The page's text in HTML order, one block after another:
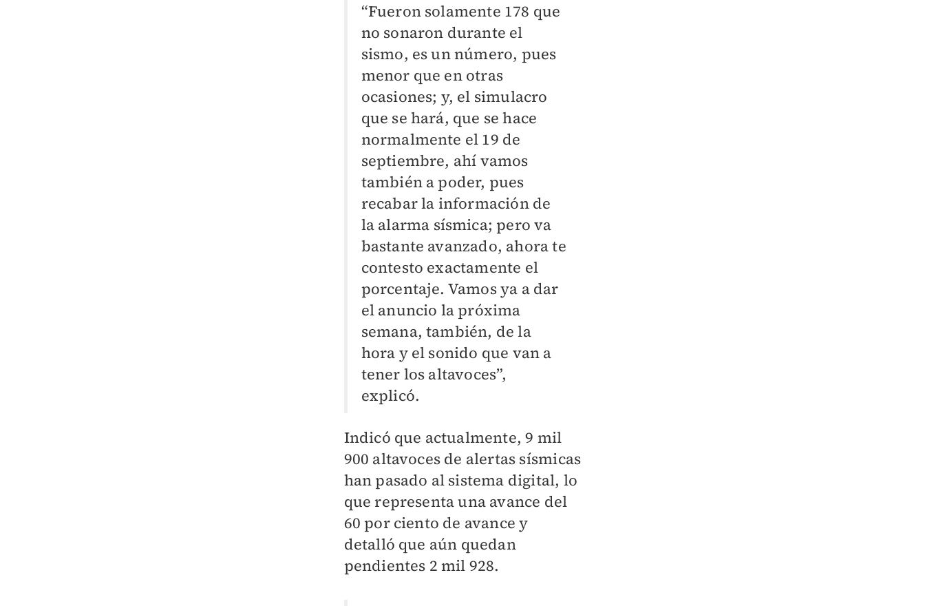
“Fueron solamente 178 que
no sonaron durante el
sismo, es un número, pues
menor que en otras
ocasiones; y, el simulacro
que se hará, que se hace
normalmente el 19 de
septiembre, ahí vamos
también a poder, pues
recabar la información de
la alarma sísmica; pero va
bastante avanzado, ahora te
contesto exactamente el
porcentaje. Vamos ya a dar
el anuncio la próxima
semana, también, de la
hora y el sonido que van a
tener los altavoces”,
explicó.
Indicó que actualmente, 9 mil
900 altavoces de alertas sísmicas
han pasado al sistema digital, lo
que representa una avance del
60 por ciento de avance y
detalló que aún quedan
pendientes 2 mil 928.